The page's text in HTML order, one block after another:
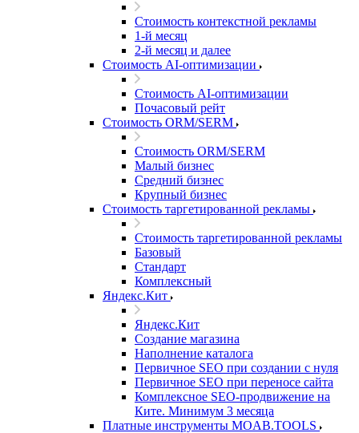
Стоимость контекстной рекламы
1-й месяц
2-й месяц и далее
Стоимость AI-оптимизации
Стоимость AI-оптимизации
Почасовый рейт
Стоимость ORM/SERM
Стоимость ORM/SERM
Малый бизнес
Средний бизнес
Крупный бизнес
Стоимость таргетированной рекламы
Стоимость таргетированной рекламы
Базовый
Стандарт
Комплексный
Яндекс.Кит
Яндекс.Кит
Создание магазина
Наполнение каталога
Первичное SEO при создании с нуля
Первичное SEO при переносе сайта
Комплексное SEO-продвижение на
Ките. Минимум 3 месяца
Платные инструменты MOAB.TOOLS